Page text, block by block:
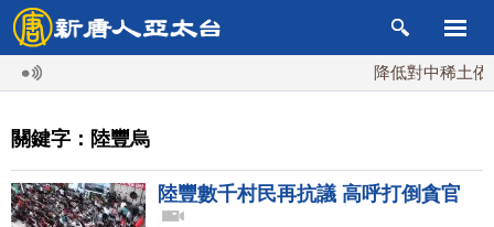
降低對中稀土依
關鍵字：陸豐烏
陸豐數千村民再抗議 高呼打倒貪官